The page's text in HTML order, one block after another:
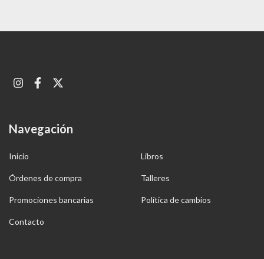
Navegación
Inicio Libros
Órdenes de compra Talleres
Promociones bancarias Política de cambios
Contacto